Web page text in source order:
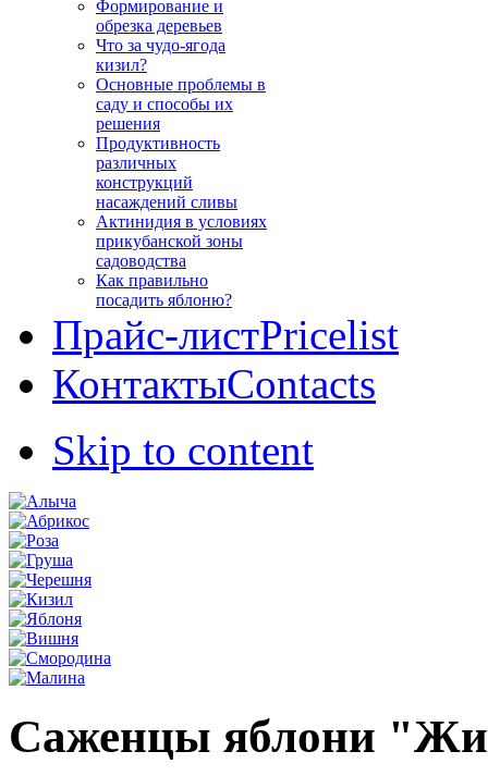
Формирование и
обрезка деревьев
Что за чудо-ягода
кизил?
Основные проблемы в
саду и способы их
решения
Продуктивность
различных
конструкций
насаждений сливы
Актинидия в условиях
прикубанской зоны
садоводства
Как правильно
посадить яблоню?
Прайс-листPricelist
КонтактыContacts
Skip to content
Саженцы яблони